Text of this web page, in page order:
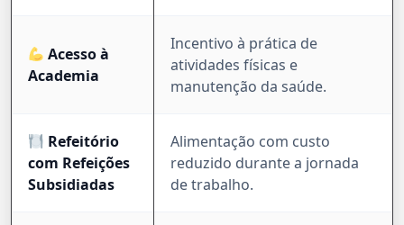
Acesso à
Academia
Incentivo à prática de
atividades físicas e
manutenção da saúde.
Refeitório
com Refeições
Subsidiadas
Alimentação com custo
reduzido durante a jornada
de trabalho.